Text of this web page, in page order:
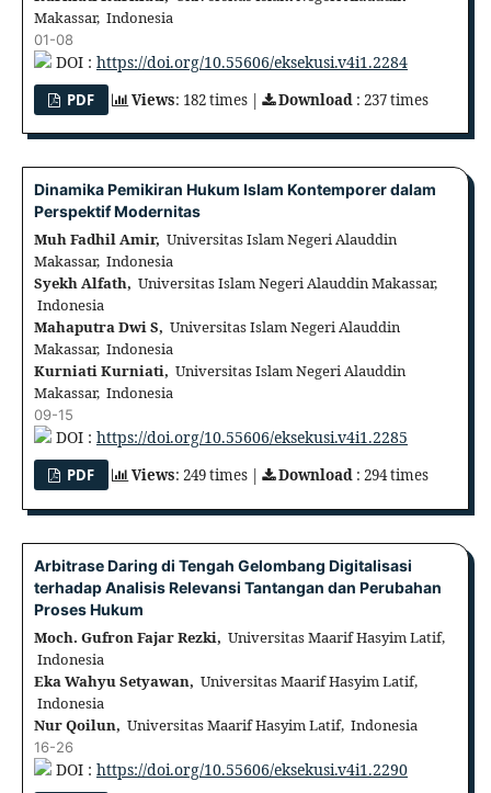
Makassar, Indonesia
01-08
DOI : https://doi.org/10.55606/eksekusi.v4i1.2284
PDF Views: 182 times | Download : 237 times
Dinamika Pemikiran Hukum Islam Kontemporer dalam
Perspektif Modernitas
Muh Fadhil Amir, Universitas Islam Negeri Alauddin
Makassar, Indonesia
Syekh Alfath, Universitas Islam Negeri Alauddin Makassar,
Indonesia
Mahaputra Dwi S, Universitas Islam Negeri Alauddin
Makassar, Indonesia
Kurniati Kurniati, Universitas Islam Negeri Alauddin
Makassar, Indonesia
09-15
DOI : https://doi.org/10.55606/eksekusi.v4i1.2285
PDF Views: 249 times | Download : 294 times
Arbitrase Daring di Tengah Gelombang Digitalisasi
terhadap Analisis Relevansi Tantangan dan Perubahan
Proses Hukum
Moch. Gufron Fajar Rezki, Universitas Maarif Hasyim Latif,
Indonesia
Eka Wahyu Setyawan, Universitas Maarif Hasyim Latif,
Indonesia
Nur Qoilun, Universitas Maarif Hasyim Latif, Indonesia
16-26
DOI : https://doi.org/10.55606/eksekusi.v4i1.2290